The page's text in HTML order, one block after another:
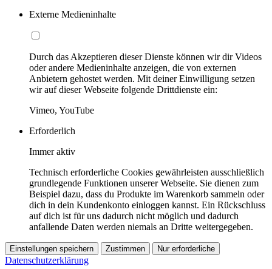
Externe Medieninhalte
Durch das Akzeptieren dieser Dienste können wir dir Videos
oder andere Medieninhalte anzeigen, die von externen
Anbietern gehostet werden. Mit deiner Einwilligung setzen
wir auf dieser Webseite folgende Drittdienste ein:
Vimeo, YouTube
Erforderlich
Immer aktiv
Technisch erforderliche Cookies gewährleisten ausschließlich
grundlegende Funktionen unserer Webseite. Sie dienen zum
Beispiel dazu, dass du Produkte im Warenkorb sammeln oder
dich in dein Kundenkonto einloggen kannst. Ein Rückschluss
auf dich ist für uns dadurch nicht möglich und dadurch
anfallende Daten werden niemals an Dritte weitergegeben.
Einstellungen speichern Zustimmen Nur erforderliche
Datenschutzerklärung